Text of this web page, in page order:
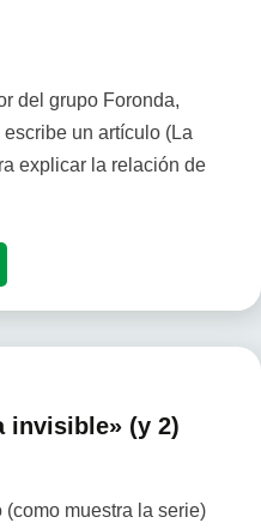
del grupo Foronda,
un artículo (La
explicar la relación de
invisible» (y 2)
(como muestra la serie)